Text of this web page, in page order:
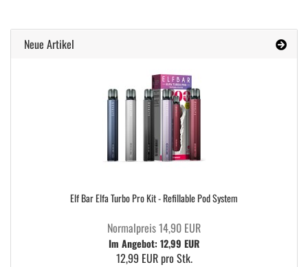
Neue Artikel
Elf Bar Elfa Turbo Pro Kit - Refillable Pod System
Normalpreis 14,90 EUR
Im Angebot: 12,99 EUR
12,99 EUR pro Stk.